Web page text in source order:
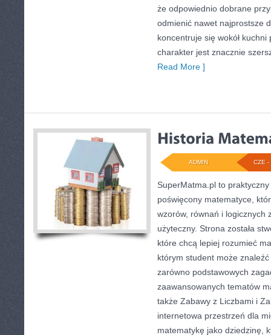
że odpowiednio dobrane
odmienić nawet najprostsze
koncentruje się wokół kuchni
charakter jest znacznie
Read More ]
CZE -
ADMIN
SuperMatma.pl to
poświęcony matematyce,
wzorów, równań i logicznych
użyteczny. Strona została
które chcą lepiej rozumieć
którym student może
zarówno podstawowych
zaawansowanych tematów
także Zabawy z Liczbami i
internetowa przestrzeń dla
matematykę jako dziedzinę,